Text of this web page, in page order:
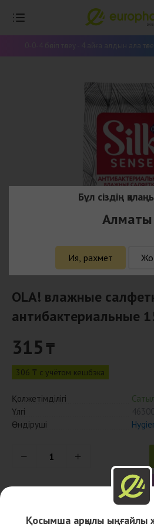
0-0-4 бөліп төлеу - 4 айға алдын ала
OLA! влажные
антибактериальные
315 ₸
306 ₸ с учётом кешбэка
Қолжетімділігі
Үлгі
Өндіруші
Қосымша арқылы ыңғайлы
Бұл сіздің
Алматы
Ия, рахмет